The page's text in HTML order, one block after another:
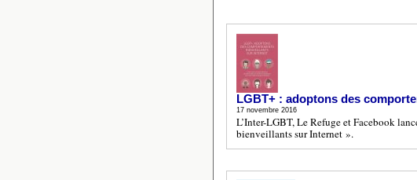
LGBT+ : adoptons des
17 novembre 2016
L’Inter-LGBT, Le Refuge et Facebook
bienveillants sur Internet ».